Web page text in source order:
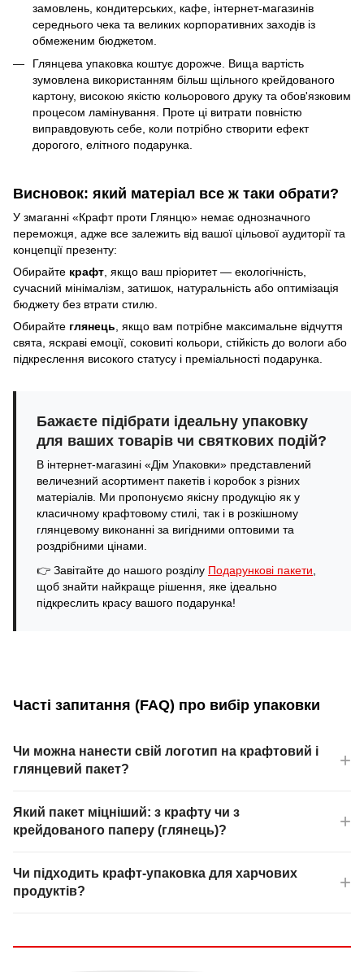
замовлень, кондитерських, кафе, інтернет-магазинів
середнього чека та великих корпоративних заходів із
обмеженим бюджетом.
Глянцева упаковка коштує дорожче. Вища вартість
зумовлена використанням більш щільного крейдованого
картону, високою якістю кольорового друку та обов'язковим
процесом ламінування. Проте ці витрати повністю
виправдовують себе, коли потрібно створити ефект
дорогого, елітного подарунка.
Висновок: який матеріал все ж таки обрати?
У змаганні «Крафт проти Глянцю» немає однозначного
переможця, адже все залежить від вашої цільової аудиторії та
концепції презенту:
Обирайте крафт , якщо ваш пріоритет — екологічність,
сучасний мінімалізм, затишок, натуральність або оптимізація
бюджету без втрати стилю.
Обирайте глянець , якщо вам потрібне максимальне відчуття
свята, яскраві емоції, соковиті кольори, стійкість до вологи або
підкреслення високого статусу і преміальності подарунка.
Бажаєте підібрати ідеальну упаковку
для ваших товарів чи святкових подій?
В інтернет-магазині «Дім Упаковки» представлений
величезний асортимент пакетів і коробок з різних
матеріалів. Ми пропонуємо якісну продукцію як у
класичному крафтовому стилі, так і в розкішному
глянцевому виконанні за вигідними оптовими та
роздрібними цінами.
👉 Завітайте до нашого розділу Подарункові пакети
щоб знайти найкраще рішення, яке ідеально
підкреслить красу вашого подарунка!
Часті запитання (FAQ) про вибір упаковки
Чи можна нанести свій логотип на крафтовий і
глянцевий пакет?
Який пакет міцніший: з крафту чи з
крейдованого паперу (глянець)?
Чи підходить крафт-упаковка для харчових
продуктів?